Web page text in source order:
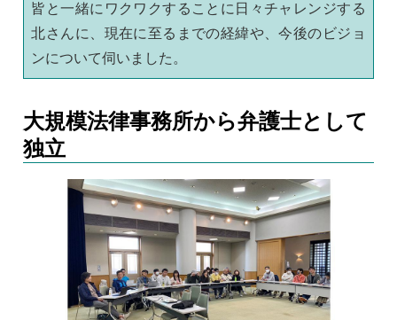
皆と一緒にワクワクすることに日々チャレンジする
北さんに、現在に至るまでの経緯や、今後のビジョ
ンについて伺いました。
大規模法律事務所から弁護士として
独立